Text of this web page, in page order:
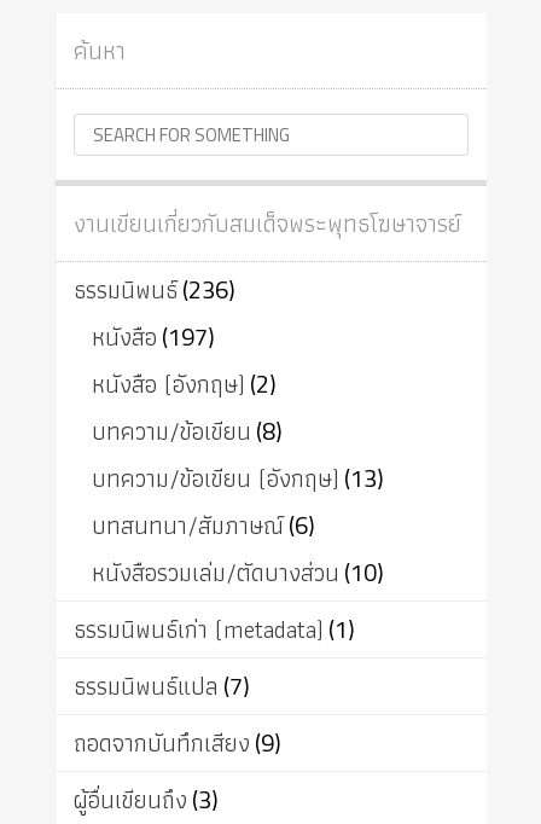
ค้นหา
งานเขียนเกี่ยวกับสมเด็จพระพุทธโฆษาจารย์
ธรรมนิพนธ์(236)
หนังสือ(197)
หนังสือ (อังกฤษ) (2)
บทความ/ข้อเขียน (8)
บทความ/ข้อเขียน (อังกฤษ) (13)
บทสนทนา/สัมภาษณ์(6)
หนังสือรวมเล่ม/ตัดบางส่วน (10)
ธรรมนิพนธ์เก่า (metadata) (1)
ธรรมนิพนธ์แปล (7)
ถอดจากบันทึกเสียง(9)
ผู้อื่นเขียนถึง(3)